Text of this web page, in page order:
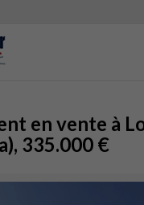
en vente à
335.000 €